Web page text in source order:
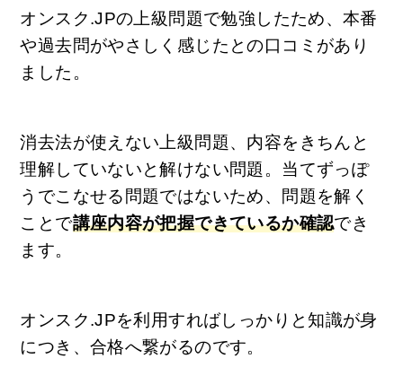
オンスク.JPの上級問題で勉強したため、本番
や過去問がやさしく感じたとの口コミがあり
ました。
消去法が使えない上級問題、内容をきちんと
理解していないと解けない問題。当てずっぽ
うでこなせる問題ではないため、問題を解く
ことで講座内容が把握できているか確認でき
ます。
オンスク.JPを利用すればしっかりと知識が身
につき、合格へ繋がるのです。